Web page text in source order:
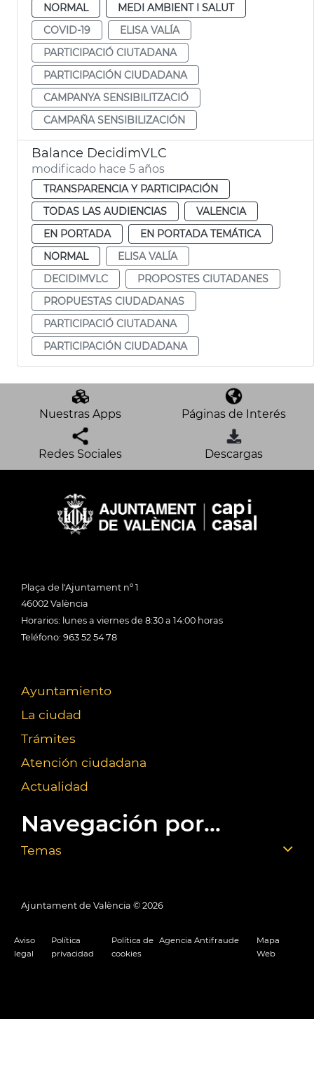
NORMAL
MEDI AMBIENT I SALUT
COVID-19
ELISA VALÍA
PARTICIPACIÓ CIUTADANA
PARTICIPACIÓN CIUDADANA
CAMPANYA SENSIBILITZACIÓ
CAMPAÑA SENSIBILIZACIÓN
Balance DecidimVLC
modificado hace 5 años
TRANSPARENCIA Y PARTICIPACIÓN
TODAS LAS AUDIENCIAS
VALENCIA
EN PORTADA
EN PORTADA TEMÁTICA
NORMAL
ELISA VALÍA
DECIDIMVLC
PROPOSTES CIUTADANES
PROPUESTAS CIUDADANAS
PARTICIPACIÓ CIUTADANA
PARTICIPACIÓN CIUDADANA
Nuestras Apps Páginas de Interés
Redes Sociales Descargas
Plaça de l'Ajuntament nº 1
46002 València
Horarios: lunes a viernes de 8:30 a 14:00 horas
Teléfono: 963 52 54 78
Ayuntamiento
La ciudad
Trámites
Atención ciudadana
Actualidad
Navegación por...
Temas
Ajuntament de València © 2026
Aviso
legal
Política
privacidad
Política de
cookies
Agencia Antifraude
Mapa
Web